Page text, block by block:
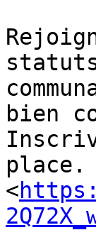
bien
place.
<